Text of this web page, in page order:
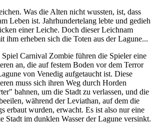
Was die Alten nicht wussten, ist, dass
Leben ist. Jahrhundertelang lebte und gedieh
einer Leiche. Doch dieser Leichnam
ihm erheben sich die Toten aus der Lagune...
Carnival Zombie führen die Spieler eine
an, die auf festem Boden vor dem Terror
von Venedig aufgetaucht ist. Diese
muss sich ihren Weg durch Horden
bahnen, um die Stadt zu verlassen, und die
während der Leviathan, auf dem die
erbaut wurden, erwacht. Es ist also nur eine
Stadt im dunklen Wasser der Lagune versinkt.